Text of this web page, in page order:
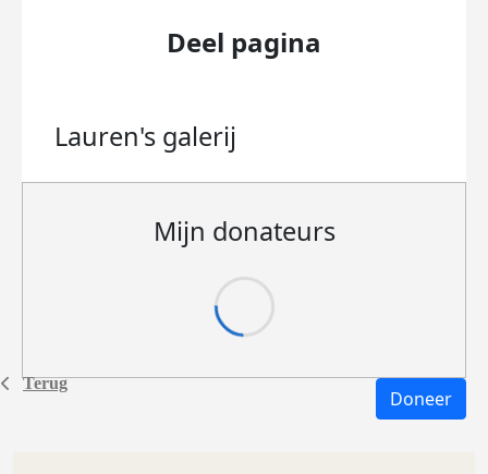
Terug
Deel pagina
Lauren's galerij
Mijn donateurs
Doneer